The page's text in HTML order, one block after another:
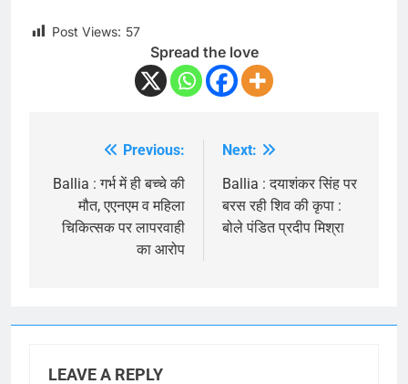
Post Views: 57
Spread the love
navigation
Previous:
Ballia : गर्भ में ही बच्चे की
मौत, एएनएम व महिला
चिकित्सक पर लापरवाही
का आरोप
Next:
Ballia : दयाशंकर सिंह पर
बरस रही शिव की कृपा :
बोले पंडित प्रदीप मिश्रा
LEAVE A REPLY